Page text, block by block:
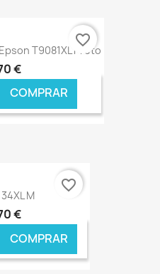
€ ONLINE
T9081XL Preto
€
COMPRAR
€ ONLINE
favorite_border
M
€
COMPRAR
favorite_border